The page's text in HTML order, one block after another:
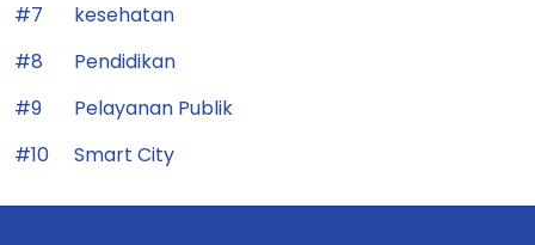
#7
kesehatan
#8
Pendidikan
#9
Pelayanan Publik
#10
Smart City